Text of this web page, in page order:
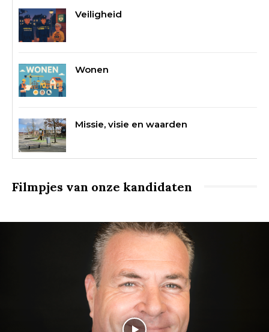
Veiligheid
Wonen
Missie, visie en waarden
Filmpjes van onze kandidaten